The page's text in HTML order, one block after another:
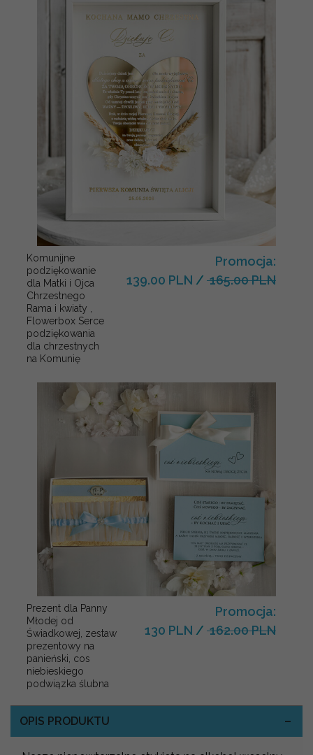
Komunijne
podziękowanie
dla Matki i Ojca
Chrzestnego
Rama i kwiaty ,
Flowerbox Serce
podziękowania
dla chrzestnych
na Komunię
Promocja:
139.00 PLN / 165.00 PLN
Prezent dla Panny
Młodej od
Świadkowej, zestaw
prezentowy na
panieński, cos
niebieskiego
podwiązka ślubna
Promocja:
130 PLN / 162.00 PLN
OPIS PRODUKTU